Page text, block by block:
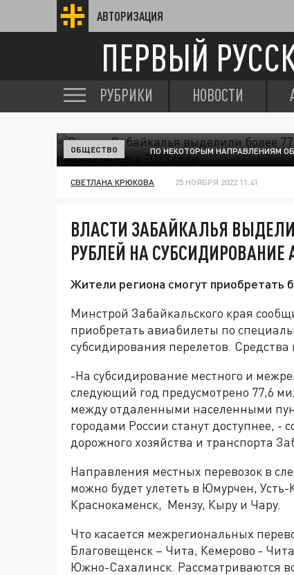
АВТОРИЗАЦИЯ
ПЕРВЫЙ
РУБРИКИ НОВОСТИ
ПО НЕКОТОРЫМ НАПРАВЛЕНИЯМ
ОБЩЕСТВО
СВЕТЛАНА КРЮКОВА 25 НОЯБРЯ 2022 11:41
ВЛАСТИ ЗАБАЙКАЛЬЯ
РУБЛЕЙ НА СУБСИДИРОВАНИЕ
Жители региона смогут
Минстрой Забайкальского края
приобретать авиабилеты по
субсидирования перелетов.
-На субсидирование местного и
следующий год предусмотрено 77,6
между отдаленными населенными
городами России станут доступнее, -
дорожного хозяйства и транспорта
Направления местных перевозок в
можно будет улететь в Юмурчен,
Краснокаменск, Мензу, Кыру и Чару.
Что касается межрегиональных
Благовещенск – Чита, Кемерово -
Южно-Сахалинск. Рассматриваются